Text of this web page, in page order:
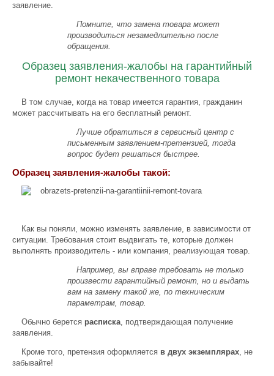
заявление.
Помните, что замена товара может
производиться незамедлительно после
обращения.
Образец заявления-жалобы на гарантийный
ремонт некачественного товара
В том случае, когда на товар имеется гарантия, гражданин
может рассчитывать на его бесплатный ремонт.
Лучше обратиться в сервисный центр с
письменным заявлением-претензией, тогда
вопрос будет решаться быстрее.
Образец заявления-жалобы такой:
Как вы поняли, можно изменять заявление, в зависимости от
ситуации. Требования стоит выдвигать те, которые должен
выполнять производитель - или компания, реализующая товар.
Например, вы вправе требовать не только
произвести гарантийный ремонт, но и выдать
вам на замену такой же, по техническим
параметрам, товар.
Обычно берется расписка, подтверждающая получение
заявления.
Кроме того, претензия оформляется в двух экземплярах, не
забывайте!